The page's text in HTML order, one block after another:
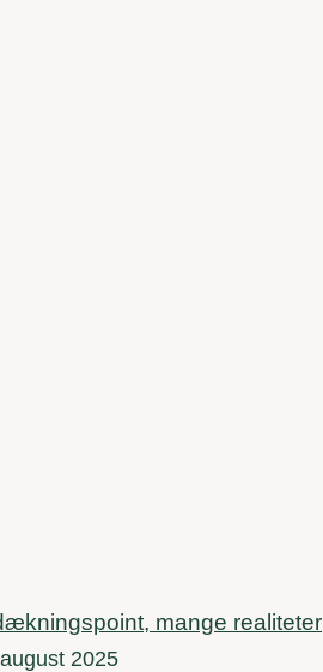
mange realiteter
2025